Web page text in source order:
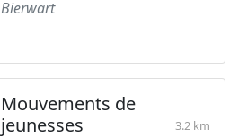
Bierwart
Mouvements de
jeunesses
3.2 km